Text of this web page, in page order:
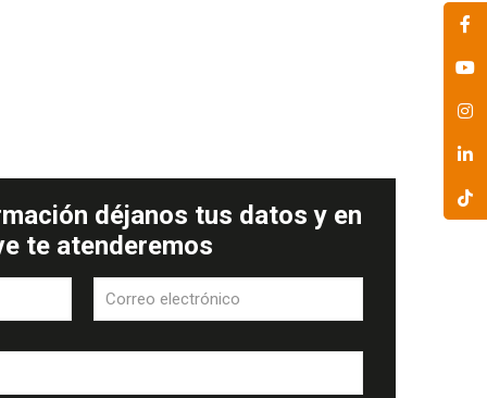
déjanos tus datos y en
te atenderemos